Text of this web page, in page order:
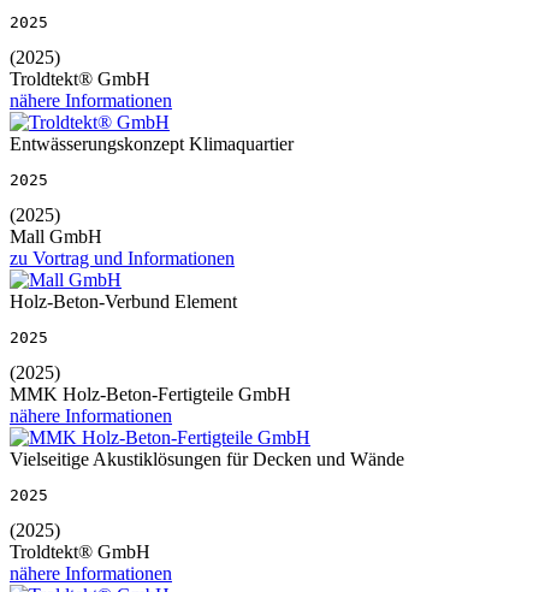
2025
(2025)
Troldtekt® GmbH
nähere Informationen
Entwässerungskonzept Klimaquartier
2025
(2025)
Mall GmbH
zu Vortrag und Informationen
Holz-Beton-Verbund Element
2025
(2025)
MMK Holz-Beton-Fertigteile GmbH
nähere Informationen
Vielseitige Akustiklösungen für Decken und Wände
2025
(2025)
Troldtekt® GmbH
nähere Informationen